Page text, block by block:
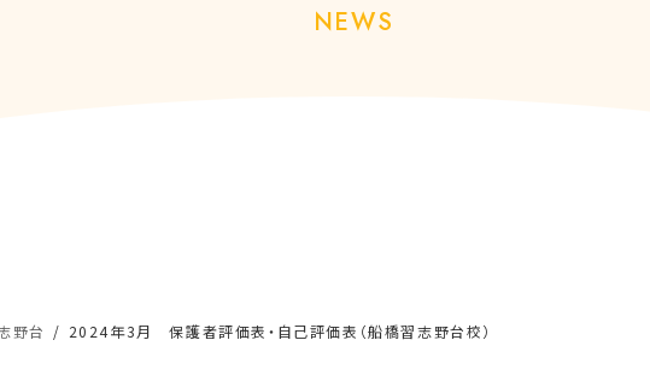
NEWS
野台 2024年3月 保護者評価表・自己評価表（船橋習志野台校）